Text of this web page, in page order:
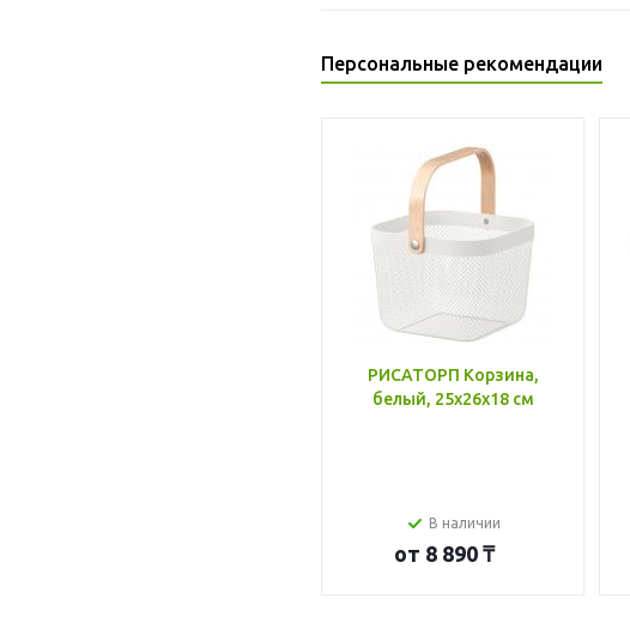
Персональные рекомендации
РИСАТОРП Корзина,
белый, 25x26x18 см
В наличии
от 8 890 ₸